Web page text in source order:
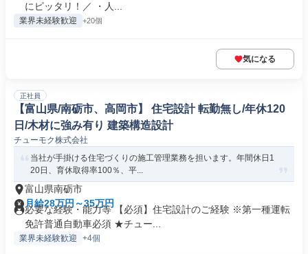
にピッタリ！／ ・人...
業界未経験歓迎 +20個
気になる
正社員
【富山県/南砺市、高岡市】 住宅設計 転勤無し/年休120
日/木材に強み有り 建築構造設計
チューモク株式会社
当社が手掛ける住宅づくりの施工管理業務を担います。年間休日1
20日、育休取得率100％、平...
富山県南砺市
月給28万円～35万円
必要な経験・能力等 【必須】住宅設計のご経験 ※第一種運転
免許普通自動車必須 ★チュー...
業界未経験歓迎 +4個